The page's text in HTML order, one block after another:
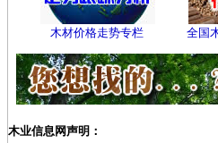
木材价格走势专栏 全国
木业信息网声明：